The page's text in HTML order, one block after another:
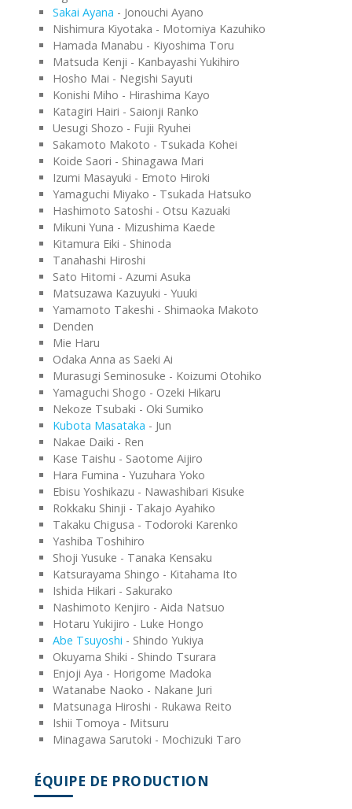
Sakai Ayana - Jonouchi Ayano
Nishimura Kiyotaka - Motomiya Kazuhiko
Hamada Manabu - Kiyoshima Toru
Matsuda Kenji - Kanbayashi Yukihiro
Hosho Mai - Negishi Sayuti
Konishi Miho - Hirashima Kayo
Katagiri Hairi - Saionji Ranko
Uesugi Shozo - Fujii Ryuhei
Sakamoto Makoto - Tsukada Kohei
Koide Saori - Shinagawa Mari
Izumi Masayuki - Emoto Hiroki
Yamaguchi Miyako - Tsukada Hatsuko
Hashimoto Satoshi - Otsu Kazuaki
Mikuni Yuna - Mizushima Kaede
Kitamura Eiki - Shinoda
Tanahashi Hiroshi
Sato Hitomi - Azumi Asuka
Matsuzawa Kazuyuki - Yuuki
Yamamoto Takeshi - Shimaoka Makoto
Denden
Mie Haru
Odaka Anna as Saeki Ai
Murasugi Seminosuke - Koizumi Otohiko
Yamaguchi Shogo - Ozeki Hikaru
Nekoze Tsubaki - Oki Sumiko
Kubota Masataka - Jun
Nakae Daiki - Ren
Kase Taishu - Saotome Aijiro
Hara Fumina - Yuzuhara Yoko
Ebisu Yoshikazu - Nawashibari Kisuke
Rokkaku Shinji - Takajo Ayahiko
Takaku Chigusa - Todoroki Karenko
Yashiba Toshihiro
Shoji Yusuke - Tanaka Kensaku
Katsurayama Shingo - Kitahama Ito
Ishida Hikari - Sakurako
Nashimoto Kenjiro - Aida Natsuo
Hotaru Yukijiro - Luke Hongo
Abe Tsuyoshi - Shindo Yukiya
Okuyama Shiki - Shindo Tsurara
Enjoji Aya - Horigome Madoka
Watanabe Naoko - Nakane Juri
Matsunaga Hiroshi - Rukawa Reito
Ishii Tomoya - Mitsuru
Minagawa Sarutoki - Mochizuki Taro
ÉQUIPE DE PRODUCTION